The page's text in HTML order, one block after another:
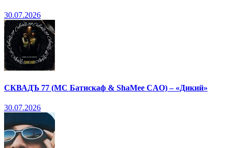
30.07.2026
СКВАДЪ 77 (МС Батискаф & ShaMee CAO) – «Дикий»
30.07.2026